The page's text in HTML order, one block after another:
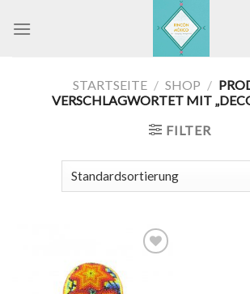
STARTSEITE / SHOP /
VERSCHLAGWORTET MIT
FILTER
Wunschliste
hinzufügen